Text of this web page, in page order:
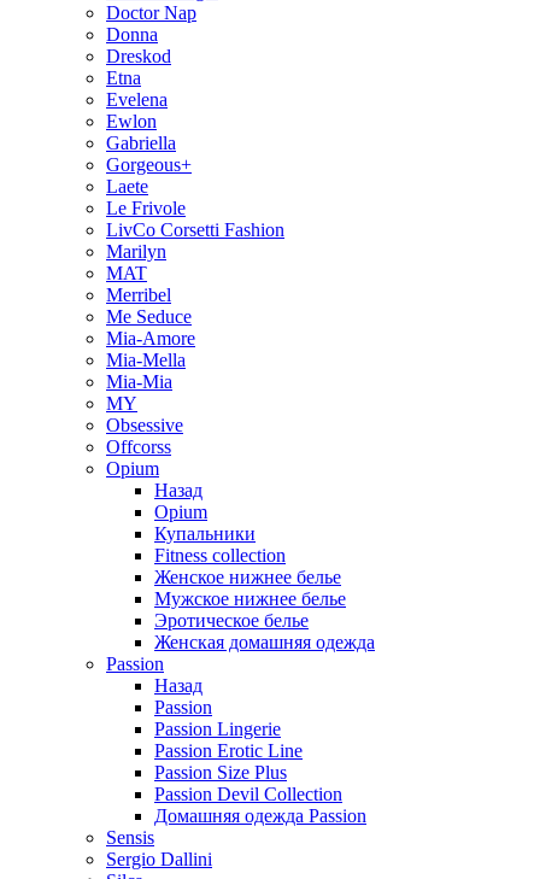
Doctor Nap
Donna
Dreskod
Etna
Evelena
Ewlon
Gabriella
Gorgeous+
Laete
Le Frivole
LivCo Corsetti Fashion
Marilyn
MAT
Merribel
Me Seduce
Mia-Amore
Mia-Mella
Mia-Mia
MY
Obsessive
Offcorss
Opium
Назад
Opium
Купальники
Fitness collection
Женское нижнее белье
Мужское нижнее белье
Эротическое белье
Женская домашняя одежда
Passion
Назад
Passion
Passion Lingerie
Passion Erotic Line
Passion Size Plus
Passion Devil Collection
Домашняя одежда Passion
Sensis
Sergio Dallini